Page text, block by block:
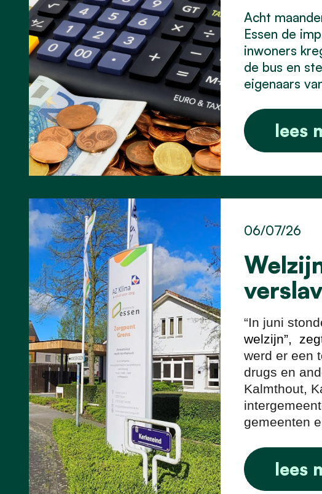
Acht
Essen de
inwoners
de bus en
eigenaars
lees
06/07/26
“In juni
welzijn”,
werd er een
drugs en
Kalmthout,
gemeenten
lees